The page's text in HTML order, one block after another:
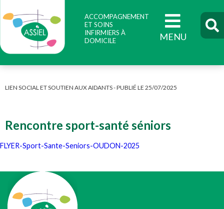
ACCOMPAGNEMENT
ET SOINS
INFIRMIERS À
DOMICILE
LIEN SOCIAL ET SOUTIEN AUX AIDANTS - PUBLIÉ LE 25/07/2025
Rencontre sport-santé séniors
FLYER-Sport-Sante-Seniors-OUDON-2025